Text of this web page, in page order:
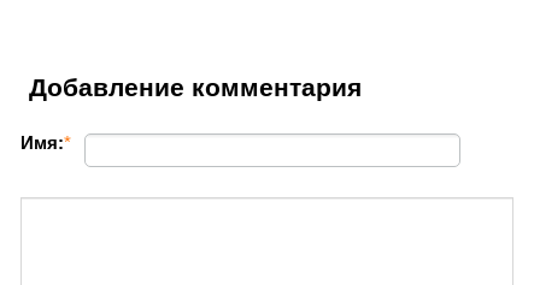
Добавление комментария
Имя:*